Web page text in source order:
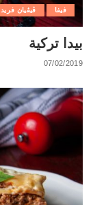
فيفا ڨيڨيان فريد
بيدا تركية
07/02/2019